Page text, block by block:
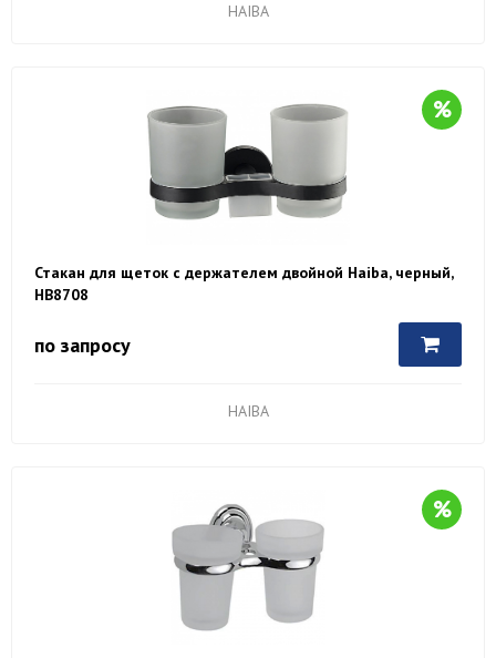
HAIBA
Стакан для щеток с держателем двойной Haiba, черный,
HB8708
по запросу
HAIBA